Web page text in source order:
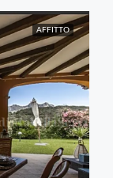
AFFITTO